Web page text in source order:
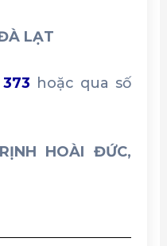
LẠT
hoặc qua số
HOÀI ĐỨC,